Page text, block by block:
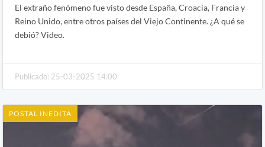
El extraño fenómeno fue visto desde España, Croacia, Francia y
Reino Unido, entre otros países del Viejo Continente. ¿A qué se
debió? Video.
Publicado: 25-03-2025 14:00
POSTAL INEDITA